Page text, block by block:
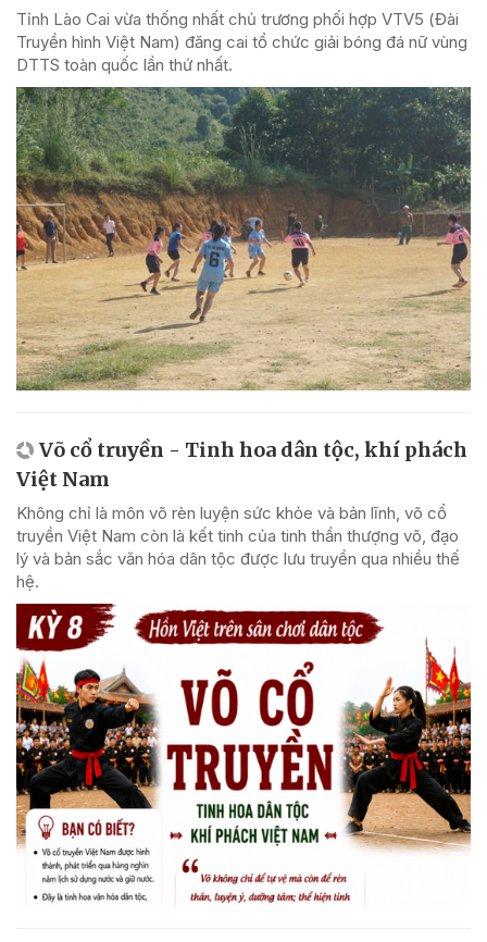
Tỉnh Lào Cai vừa thống nhất chủ trương phối hợp VTV5 (Đài
Truyền hình Việt Nam) đăng cai tổ chức giải bóng đá nữ vùng
DTTS toàn quốc lần thứ nhất.
Võ cổ truyền - Tinh hoa dân tộc, khí phách
Việt Nam
Không chỉ là môn võ rèn luyện sức khỏe và bản lĩnh, võ cổ
truyền Việt Nam còn là kết tinh của tinh thần thượng võ, đạo
lý và bản sắc văn hóa dân tộc được lưu truyền qua nhiều thế
hệ.